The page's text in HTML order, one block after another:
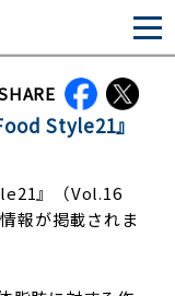
Style21』
』（Vol.16
報が掲載されま